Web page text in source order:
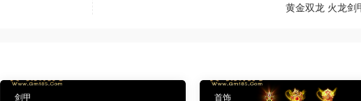
黄金双龙 火龙剑
剑甲 首饰